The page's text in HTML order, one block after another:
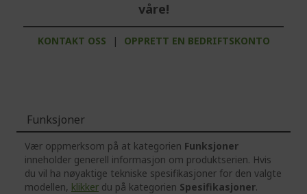
våre!
KONTAKT OSS | OPPRETT EN BEDRIFTSKONTO
Funksjoner
Vær oppmerksom på at kategorien Funksjoner
inneholder generell informasjon om produktserien. Hvis
du vil ha nøyaktige tekniske spesifikasjoner for den valgte
modellen, klikker du på kategorien Spesifikasjoner.